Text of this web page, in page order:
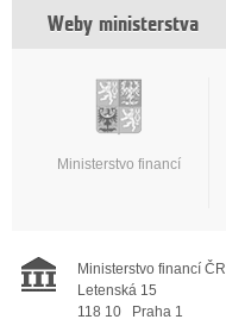
Weby ministerstva
Ministerstvo financí
Ministerstvo financí ČR
Letenská 15
118 10
Praha 1